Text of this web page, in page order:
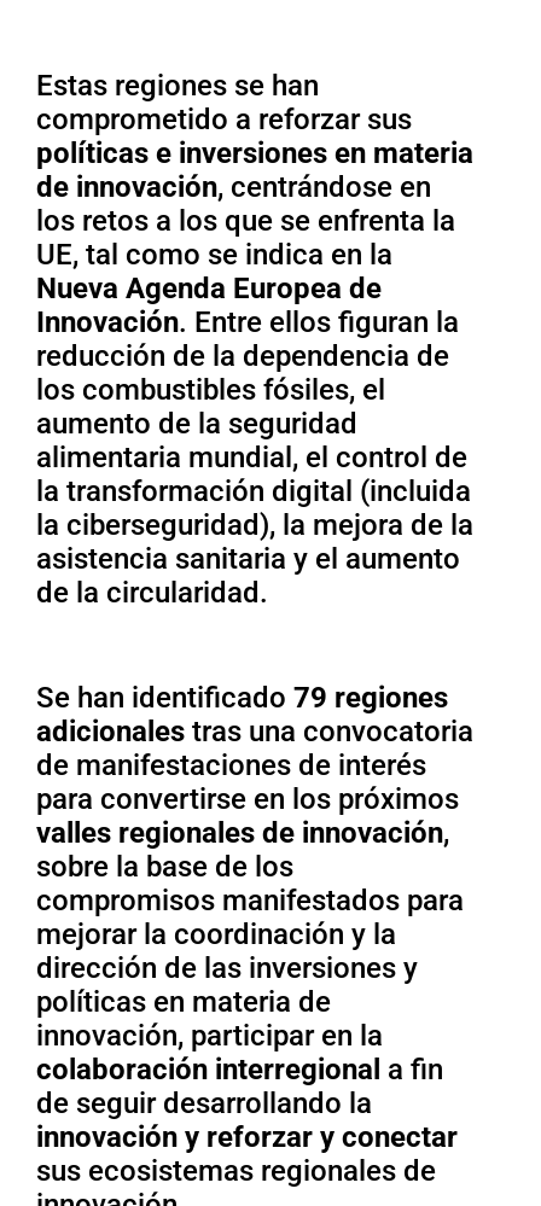
Estas regiones se han
comprometido a reforzar sus
políticas e inversiones en materia
de innovación, centrándose en
los retos a los que se enfrenta la
UE, tal como se indica en la
Nueva Agenda Europea de
Innovación. Entre ellos figuran la
reducción de la dependencia de
los combustibles fósiles, el
aumento de la seguridad
alimentaria mundial, el control de
la transformación digital (incluida
la ciberseguridad), la mejora de la
asistencia sanitaria y el aumento
de la circularidad.
Se han identificado 79 regiones
adicionales tras una convocatoria
de manifestaciones de interés
para convertirse en los próximos
valles regionales de innovación,
sobre la base de los
compromisos manifestados para
mejorar la coordinación y la
dirección de las inversiones y
políticas en materia de
innovación, participar en la
colaboración interregional a fin
de seguir desarrollando la
innovación y reforzar y conectar
sus ecosistemas regionales de